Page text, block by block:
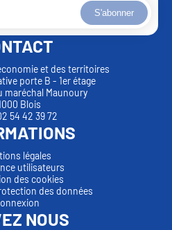
S'abonner
et des territoires
porte B - 1er étage
maréchal Maunoury
Blois
54 42 39 72
légales
utilisateurs
des cookies
des données
NOUS